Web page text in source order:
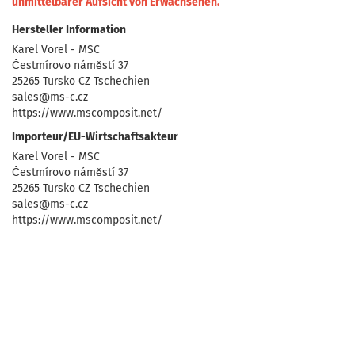
Hersteller Information
Karel Vorel - MSC
Čestmírovo náměstí 37
25265 Tursko CZ Tschechien
sales@ms-c.cz
https://www.mscomposit.net/
Importeur/EU-Wirtschaftsakteur
Karel Vorel - MSC
Čestmírovo náměstí 37
25265 Tursko CZ Tschechien
sales@ms-c.cz
https://www.mscomposit.net/